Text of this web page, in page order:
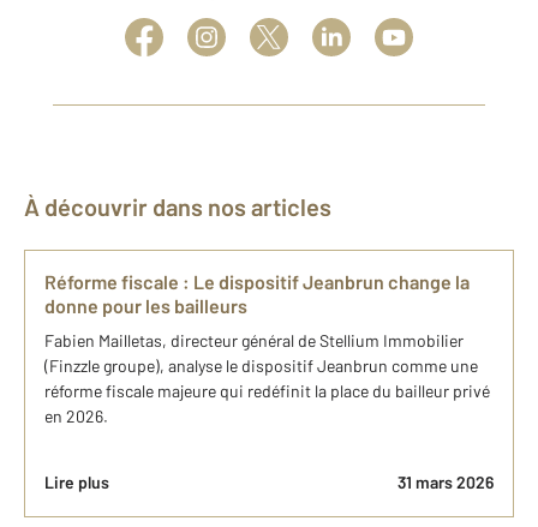
À découvrir dans nos articles
Réforme fiscale : Le dispositif Jeanbrun change la
donne pour les bailleurs
Fabien Mailletas, directeur général de Stellium Immobilier
(Finzzle groupe), analyse le dispositif Jeanbrun comme une
réforme fiscale majeure qui redéfinit la place du bailleur privé
en 2026.
Lire plus 31 mars 2026